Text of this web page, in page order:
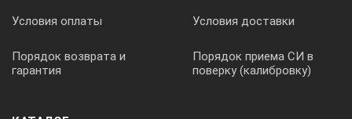
Условия оплаты Условия доставки
Порядок возврата и
гарантия
Порядок приема СИ в
поверку (калибровку)